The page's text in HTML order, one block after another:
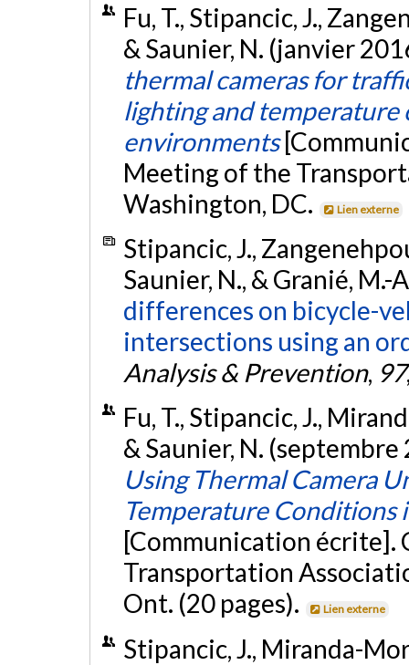
Fu, T., Stipancic, J.,
& Saunier, N. (janvier
thermal cameras for
lighting and
environments
Meeting of the
Washington, DC.
Lien externe
Stipancic, J.,
Saunier, N., & Granié, M.-
differences on bicycle-
intersections using an
Analysis & Prevention, 97
Fu, T., Stipancic, J.,
& Saunier, N.
Using Thermal Camera
Temperature
[Communication écrite].
Transportation
Ont. (20 pages).
Lien externe
Stipancic, J., Miranda-